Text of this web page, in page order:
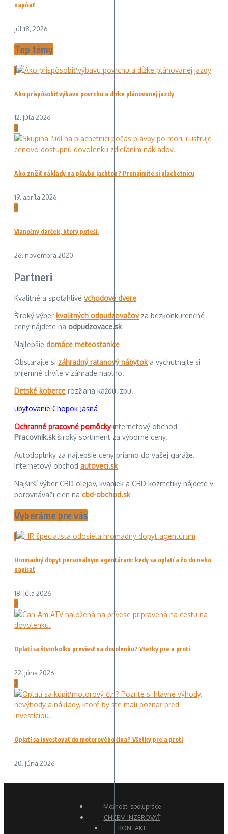
napísať
júl 18, 2026
Top témy
1
Ako prispôsobiť výbavu povrchu a dĺžke plánovanej jazdy
12. júla 2026
2
Ako znížiť náklady na plavbu jachtou? Prenajmite si plachetnicu
19. apríla 2026
3
Vianočný darček, ktorý poteší.
26. novembra 2020
Partneri
Kvalitné a spoľahlivé vchodové dvere
Široký výber kvalitných odpudzovačovza bezkonkurenčné
ceny nájdete na odpudzovace.sk
Najlepšie domáce meteostanice
Obstarajte si záhradný ratanový nábytoka vychutnajte si
príjemné chvíle v záhrade naplno.
Detské koberce rozžiaria každú izbu.
ubytovanie Chopok Jasná
Ochranné pracovné pomôckyinternetový obchod
Pracovnik.skširoký sortiment za výborné ceny.
Autodoplnky za najlepšie ceny priamo do vašej garáže.
Internetový obchod autoveci.sk
Najširší výber CBD olejov, kvapiek a CBD kozmetiky nájdete v
porovnávači cien na cbd-obchod.sk
Vyberáme pre vás
1
Hromadný dopyt personálnym agentúram: kedy sa oplatí a čo do neho
napísať
18. júla 2026
2
Oplatí sa štvorkolku previesť na dovolenku? Všetky pre a proti
22. júna 2026
3
Oplatí sa investovať do motorového člna? Všetky pre a proti
20. júna 2026
Možnosti spolupráce
CHCEM INZEROVAŤ
KONTAKT